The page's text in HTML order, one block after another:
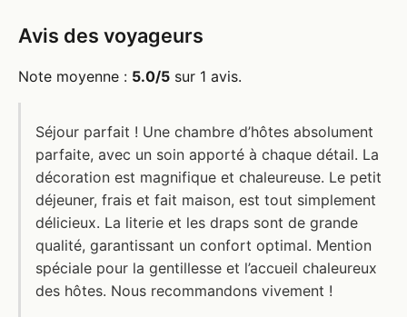
Avis des voyageurs
Note moyenne : 5.0/5 sur 1 avis.
Séjour parfait ! Une chambre d’hôtes absolument
parfaite, avec un soin apporté à chaque détail. La
décoration est magnifique et chaleureuse. Le petit
déjeuner, frais et fait maison, est tout simplement
délicieux. La literie et les draps sont de grande
qualité, garantissant un confort optimal. Mention
spéciale pour la gentillesse et l’accueil chaleureux
des hôtes. Nous recommandons vivement !